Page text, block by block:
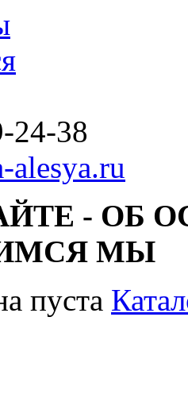
24-38
alesya.ru
- ОБ
МЫ
пуста